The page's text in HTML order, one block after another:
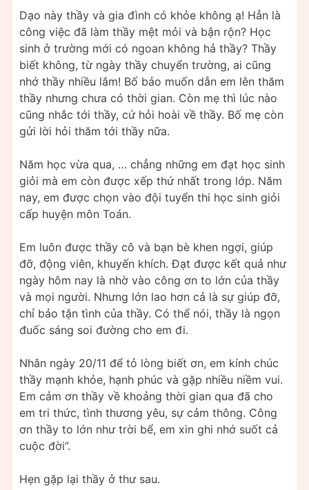
Dạo này thầy và gia đình có khỏe không ạ! Hẳn là
công việc đã làm thầy mệt mỏi và bận rộn? Học
sinh ở trường mới có ngoan không hả thầy? Thầy
biết không, từ ngày thầy chuyển trường, ai cũng
nhớ thầy nhiều lắm! Bố bảo muốn dẫn em lên thăm
thầy nhưng chưa có thời gian. Còn mẹ thì lúc nào
cũng nhắc tới thầy, cứ hỏi hoài về thầy. Bố mẹ còn
gửi lời hỏi thăm tới thầy nữa.
Năm học vừa qua, … chẳng những em đạt học sinh
giỏi mà em còn được xếp thứ nhất trong lớp. Năm
nay, em được chọn vào đội tuyển thi học sinh giỏi
cấp huyện môn Toán.
Em luôn được thầy cô và bạn bè khen ngợi, giúp
đỡ, động viên, khuyến khích. Đạt được kết quả như
ngày hôm nay là nhờ vào công ơn to lớn của thầy
và mọi người. Nhưng lớn lao hơn cả là sự giúp đỡ,
chỉ bảo tận tình của thầy. Có thể nói, thầy là ngọn
đuốc sáng soi đường cho em đi.
Nhân ngày 20/11 để tỏ lòng biết ơn, em kính chúc
thầy mạnh khỏe, hạnh phúc và gặp nhiều niềm vui.
Em cảm ơn thầy về khoảng thời gian qua đã cho
em tri thức, tình thương yêu, sự cảm thông. Công
ơn thầy to lớn như trời bể, em xin ghi nhớ suốt cả
cuộc đời”.
Hẹn gặp lại thầy ở thư sau.